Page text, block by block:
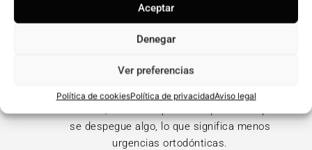
Aceptar
Denegar
Ver preferencias
Política de cookiesPolítica de privacidadAviso legal
remover los alineadores permite un cepillado y
uso del hilo dental más completos, reduciendo
el riesgo de caries y problemas de encías que
debido a la acumulación de alimentos y placa.
Menos urgencias: con menos partes móviles y
se despegue algo, lo que significa menos
urgencias ortodónticas.